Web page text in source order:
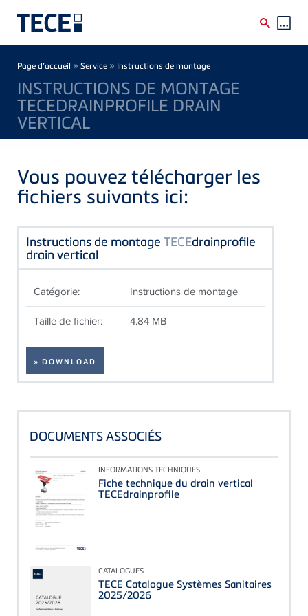
Breadcrumb
Page d’accueil » Service » Instructions de montage
INSTRUCTIONS DE MONTAGE
TECEDRAINPROFILE DRAIN
VERTICAL
Vous pouvez télécharger les
fichiers suivants ici:
Instructions de montage TECEdrainprofile
drain vertical
Catégorie: Instructions de montage
Taille de fichier: 4.84 MB
» DOWNLOAD
DOCUMENTS ASSOCIÉS
INFORMATIONS TECHNIQUES
Fiche technique du drain vertical
TECEdrainprofile
CATALOGUES
TECE Catalogue Systèmes Sanitaires
2025/2026